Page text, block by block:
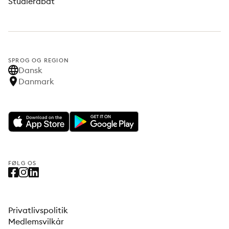
SPROG OG REGION
Dansk
Danmark
FØLG OS
Privatlivspolitik
Medlemsvilkår